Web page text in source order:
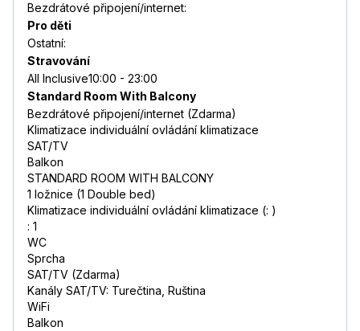
Bezdrátové připojení/internet:
Pro děti
Ostatní:
Stravování
All Inclusive10:00 - 23:00
Standard Room With Balcony
Bezdrátové připojení/internet (Zdarma)
Klimatizace individuální ovládání klimatizace
SAT/TV
Balkon
STANDARD ROOM WITH BALCONY
1 ložnice (1 Double bed)
Klimatizace individuální ovládání klimatizace (: )
: 1
WC
Sprcha
SAT/TV (Zdarma)
Kanály SAT/TV: Turečtina, Ruština
WiFi
Balkon